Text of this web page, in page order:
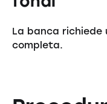
La banca richiede
completa.